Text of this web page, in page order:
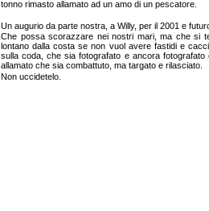
tonno rimasto allamato ad un amo di un pescatore.
Un augurio da parte nostra, a Willy, per il 2001 e
Che possa scorazzare nei nostri mari, ma che si
lontano dalla costa se non vuol avere fastidi e
sulla coda, che sia fotografato e ancora fotografato
allamato che sia combattuto, ma targato e rilasciato.
Non uccidetelo.